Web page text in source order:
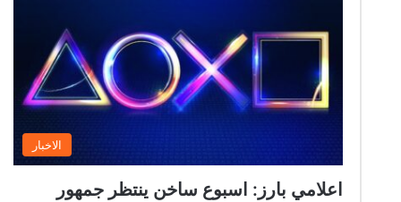
الاخبار
اعلامي بارز: اسبوع ساخن ينتظر جمهور